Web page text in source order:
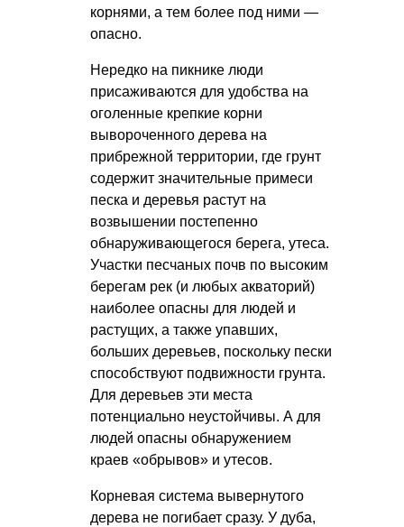
корнями, а тем более под ними —
опасно.
Нередко на пикнике люди
присаживаются для удобства на
оголенные крепкие корни
вывороченного дерева на
прибрежной территории, где грунт
содержит значительные примеси
песка и деревья растут на
возвышении постепенно
обнаруживающегося берега, утеса.
Участки песчаных почв по высоким
берегам рек (и любых акваторий)
наиболее опасны для людей и
растущих, а также упавших,
больших деревьев, поскольку пески
способствуют подвижности грунта.
Для деревьев эти места
потенциально неустойчивы. А для
людей опасны обнаружением
краев «обрывов» и утесов.
Корневая система вывернутого
дерева не погибает сразу. У дуба,